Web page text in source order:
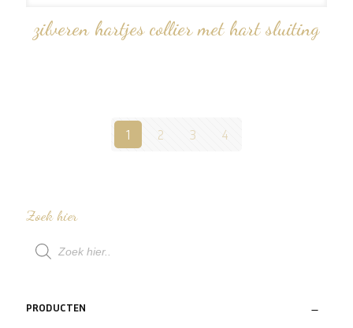
zilveren hartjes collier met hart sluiting
1 2 3 4
Zoek hier
Producten
zoeken
PRODUCTEN